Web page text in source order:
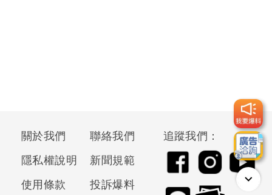
關於我們
聯絡我們
隱私權說明
新聞規範
使用條款
投訴爆料
追蹤我們：